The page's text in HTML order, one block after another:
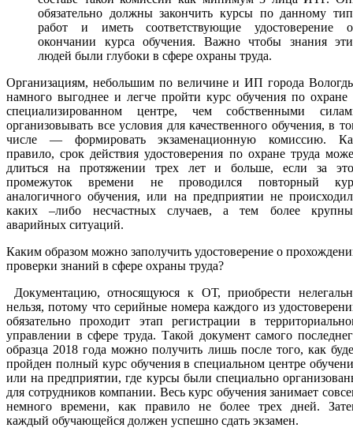
обязательно должны закончить курсы по данному
работ и иметь соответствующие удостоверение
окончании курса обучения. Важно чтобы знания
людей были глубоки в сфере охраны труда.
Организациям, небольшим по величине и ИП города
намного выгоднее и легче пройти курс обучения по охране
специализированном центре, чем собственными
организовывать все условия для качественного обучения, в
числе — формировать экзаменационную комиссию.
правило, срок действия удостоверения по охране труда
длиться на протяжении трех лет и больше, если за
промежуток времени не проводился повторный
аналогичного обучения, или на предприятии не
каких –либо несчастных случаев, а тем более
аварийных ситуаций.
Каким образом можно заполучить удостоверение о
проверки знаний в сфере охраны труда?
Документацию, относящуюся к ОТ, приобрести
нельзя, потому что серийные номера каждого из
обязательно проходит этап регистрации в
управлении в сфере труда. Такой документ самого
образца 2018 года можно получить лишь после того, как
пройден полный курс обучения в специальном центре
или на предприятии, где курсы были специально
для сотрудников компании. Весь курс обучения занимает
немного времени, как правило не более трех дней.
каждый обучающейся должен успешно сдать экзамен.